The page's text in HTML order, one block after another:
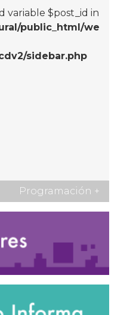
variable $post_id in
public_html/we
sidebar.php
Programación +